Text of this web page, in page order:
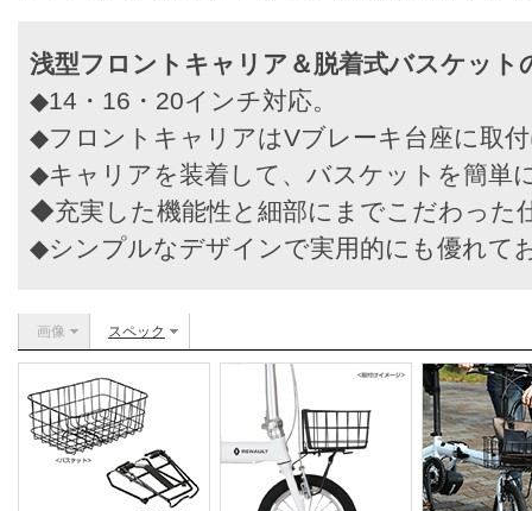
浅型フロントキャリア＆脱着式バスケット
◆14・16・20インチ対応。
◆フロントキャリアはVブレーキ台座に取
◆キャリアを装着して、バスケットを簡単
◆充実した機能性と細部にまでこだわった
◆シンプルなデザインで実用的にも優れて
画像 スペック